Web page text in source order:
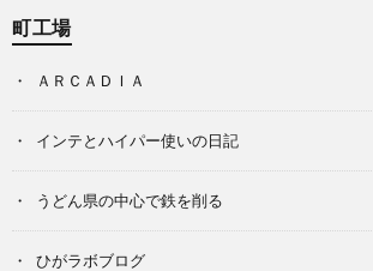
町工場
ＡＲＣＡＤＩＡ
インテとハイパー使いの日記
うどん県の中心で鉄を削る
ひがラボブログ